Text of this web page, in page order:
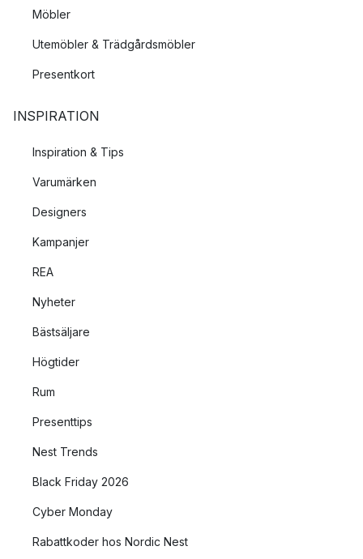
Möbler
Utemöbler & Trädgårdsmöbler
Presentkort
INSPIRATION
Inspiration & Tips
Varumärken
Designers
Kampanjer
REA
Nyheter
Bästsäljare
Högtider
Rum
Presenttips
Nest Trends
Black Friday 2026
Cyber Monday
Rabattkoder hos Nordic Nest